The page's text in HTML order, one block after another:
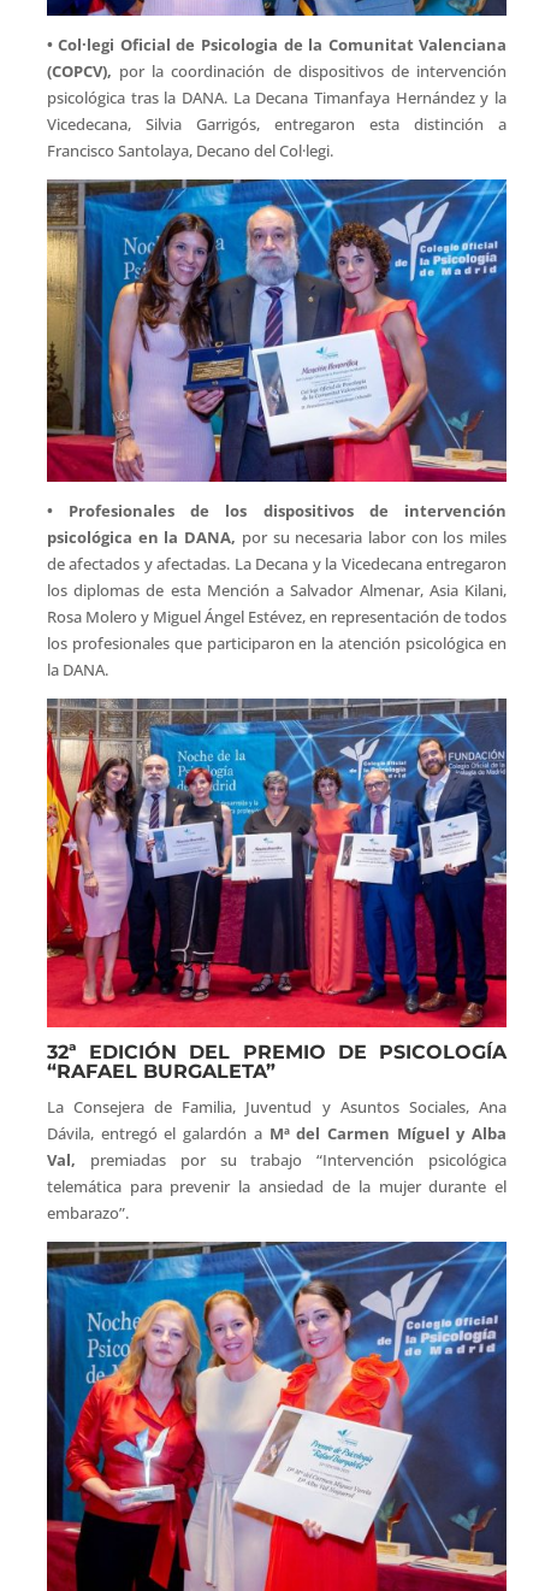
• Col·legi Oficial de Psicologia de la Comunitat Valenciana
(COPCV), por la coordinación de dispositivos de intervención
psicológica tras la DANA. La Decana Timanfaya Hernández y la
Vicedecana, Silvia Garrigós, entregaron esta distinción a
Francisco Santolaya, Decano del Col·legi.
• Profesionales de los dispositivos de intervención
psicológica en la DANA, por su necesaria labor con los miles
de afectados y afectadas. La Decana y la Vicedecana entregaron
los diplomas de esta Mención a Salvador Almenar, Asia Kilani,
Rosa Molero y Miguel Ángel Estévez, en representación de todos
los profesionales que participaron en la atención psicológica en
la DANA.
32ª EDICIÓN DEL PREMIO DE PSICOLOGÍA
“RAFAEL BURGALETA”
La Consejera de Familia, Juventud y Asuntos Sociales, Ana
Dávila, entregó el galardón a Mª del Carmen Míguel y Alba
Val, premiadas por su trabajo “Intervención psicológica
telemática para prevenir la ansiedad de la mujer durante el
embarazo”.